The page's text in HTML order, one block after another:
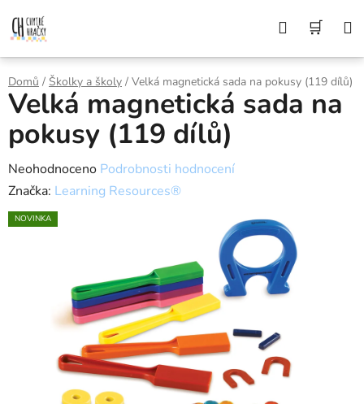
na
obsah
Z DŮVODU DOVOLENÉ BUDEME VAŠE
OBJEDNÁVKY ODESÍLAT AŽ 10. 8. DĚKUJEME
ZA POCHOPENÍ A PŘEJEME KRÁSNÉ LÉTO🌞
Hledat
Domů / Školky a školy / Velká magnetická sada na pokusy (119 dílů)
Velká magnetická sada na
pokusy (119 dílů)
Průměrné
hodnocení
produktu
hvězdiček.
Neohodnoceno Podrobnosti hodnocení
Značka: Learning Resources®
NOVINKA